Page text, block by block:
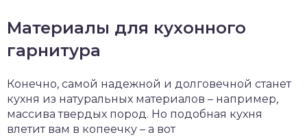
Материалы для кухонного
гарнитура
Конечно, самой надежной и долговечной станет
кухня из натуральных материалов – например,
массива твердых пород. Но подобная кухня
влетит вам в копеечку – а вот